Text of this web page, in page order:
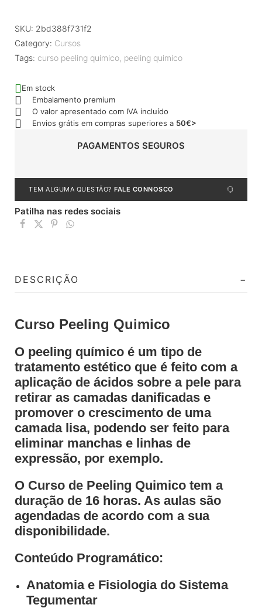
SKU: 2bd388f731f2
Category: Cursos
Tags: curso peeling quimico, peeling quimico
Em stock
Embalamento premium
O valor apresentado com IVA incluído
Envios grátis em compras superiores a 50€>
PAGAMENTOS SEGUROS
TEM ALGUMA QUESTÃO? FALE CONNOSCO
Patilha nas redes sociais
DESCRIÇÃO
Curso Peeling Quimico
O peeling químico é um tipo de
tratamento estético que é feito com a
aplicação de ácidos sobre a pele para
retirar as camadas danificadas e
promover o crescimento de uma
camada lisa, podendo ser feito para
eliminar manchas e linhas de
expressão, por exemplo.
O Curso de Peeling Quimico tem a
duração de 16 horas. As aulas são
agendadas de acordo com a sua
disponibilidade.
Conteúdo Programático:
Anatomia e Fisiologia do Sistema
Tegumentar